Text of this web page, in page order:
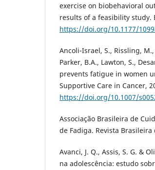
exercise on biobehavioral
results of a feasibility study.
https://doi.org/10.1177/
Ancoli-Israel, S., Rissling,
Parker, B.A., Lawton, S.,
prevents fatigue in women
Supportive Care in Cancer,
https://doi.org/10.1007/
Associação Brasileira de
de Fadiga. Revista Brasileira
Avanci, J. Q., Assis, S. G. &
na adolescência: estudo